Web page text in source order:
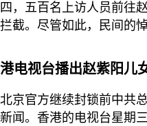
四，五百名上访人员前往
拦截。尽管如此，民间的
港电视台播出赵紫阳儿
北京官方继续封锁前中共
新闻。香港的电视台星期